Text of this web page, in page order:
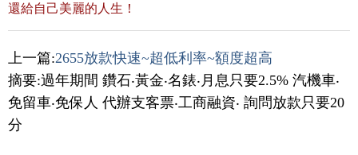
還給自己美麗的人生！
上一篇:2655放款快速~超低利率~額度超高
摘要:過年期間 鑽石‧黃金‧名錶‧月息只要2.5% 汽機車‧
免留車‧免保人 代辦支客票‧工商融資‧ 詢問放款只要20
分